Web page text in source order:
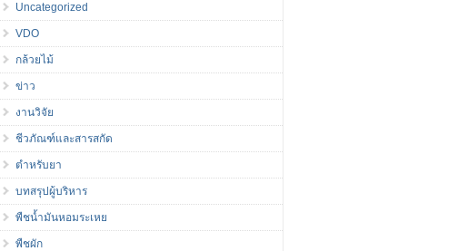
Uncategorized
VDO
กล้วยไม้
ข่าว
งานวิจัย
ชีวภัณฑ์และสารสกัด
ตำหรับยา
บทสรุปผู้บริหาร
พืชน้ำมันหอมระเหย
พืชผัก